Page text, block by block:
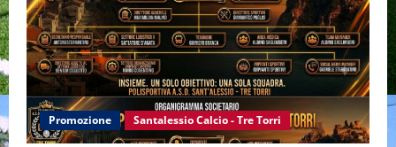
Promozione Santalessio Calcio - Tre Torri